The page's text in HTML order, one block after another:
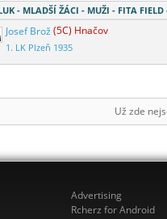
- MLADŠÍ ŽÁCI - MUŽI - FITA FIELD
Josef Brož (5C) Hnačov
1. LK Plzeň 1935
Už zde
Advertising
Rcherz for Android